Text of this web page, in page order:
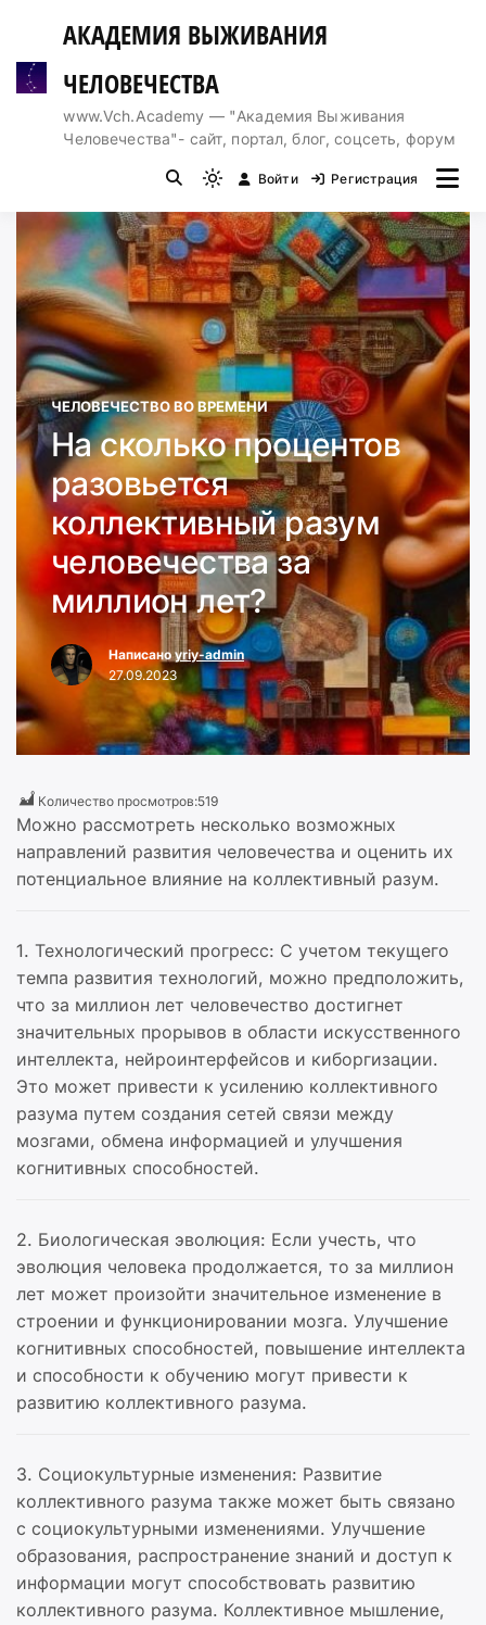
содержимому
АКАДЕМИЯ ВЫЖИВАНИЯ
ЧЕЛОВЕЧЕСТВА
www.Vch.Academy — "Академия Выживания
Человечества"- сайт, портал, блог, соцсеть, форум
Light
mode
(click
to
switch
to
dark)
Войти Регистрация
ЧЕЛОВЕЧЕСТВО ВО ВРЕМЕНИ
На сколько процентов
разовьется
коллективный разум
человечества за
миллион лет?
Написаноyriy-admin
27.09.2023
Количество просмотров:519
Можно рассмотреть несколько возможных
направлений развития человечества и оценить их
потенциальное влияние на коллективный разум.
1. Технологический прогресс: С учетом текущего
темпа развития технологий, можно предположить,
что за миллион лет человечество достигнет
значительных прорывов в области искусственного
интеллекта, нейроинтерфейсов и киборгизации.
Это может привести к усилению коллективного
разума путем создания сетей связи между
мозгами, обмена информацией и улучшения
когнитивных способностей.
2. Биологическая эволюция: Если учесть, что
эволюция человека продолжается, то за миллион
лет может произойти значительное изменение в
строении и функционировании мозга. Улучшение
когнитивных способностей, повышение интеллекта
и способности к обучению могут привести к
развитию коллективного разума.
3. Социокультурные изменения: Развитие
коллективного разума также может быть связано
с социокультурными изменениями. Улучшение
образования, распространение знаний и доступ к
информации могут способствовать развитию
коллективного разума. Коллективное мышление,